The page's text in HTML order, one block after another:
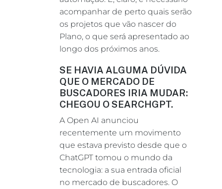
acompanhar de perto quais serão
os projetos que vão nascer do
Plano, o que será apresentado ao
longo dos próximos anos.
SE HAVIA ALGUMA DÚVIDA
QUE O MERCADO DE
BUSCADORES IRIA MUDAR:
CHEGOU O SEARCHGPT.
A Open AI anunciou
recentemente um movimento
que estava previsto desde que o
ChatGPT tomou o mundo da
tecnologia: a sua entrada oficial
no mercado de buscadores. O